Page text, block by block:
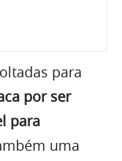
para
por ser
para
uma